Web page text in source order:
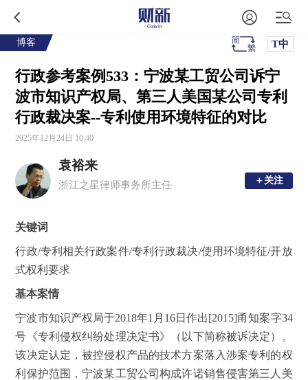
博客 T中
行政参考案例533：宁波某工贸公司诉宁
波市知识产权局、第三人美国某公司专利
行政裁决案--专利使用环境特征的对比
2025年12月24日 10:40
袁裕来
浙江之星律师事务所主任 ＋关注
＋关注
关键词
行政/专利相关行政案件/专利行政裁决/使用环境特征/开放
式权利要求
基本案情
宁波市知识产权局于2018年1月16日作出[2015]甬知案字34
号《专利侵权纠纷处理决定书》（以下简称被诉决定）。
该决定认定，被控侵权产品的技术方案落入涉案专利的权
利保护范围，宁波某工贸公司构成许诺销售侵害第三人美